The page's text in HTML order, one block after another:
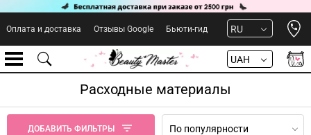
Оплата и доставка Отзывы Google Бьюти-гид RU
UAH
Расходные материалы
ДОБАВИТЬ ФИЛЬТРЫ По популярности